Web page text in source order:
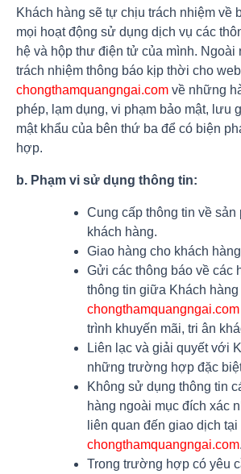
Khách hàng sẽ tự chịu trách nhiệm về
mọi hoạt động sử dụng dịch vụ các
hệ và hộp thư điện tử của mình. Ngoài
trách nhiệm thông báo kịp thời cho
chongthamquangngai.com về những
phép, lạm dụng, vi phạm bảo mật, lưu
mật khẩu của bên thứ ba để có biện
hợp.
b. Phạm vi sử dụng thông tin:
Cung cấp thông tin về sản
khách hàng.
Giao hàng cho khách
Gửi các thông báo về các
thông tin giữa Khách
chongthamquangngai.com
trình khuyến mãi, tri ân
Liên lạc và giải quyết với
những trường hợp đặc
Không sử dụng thông tin
hàng ngoài mục đích xác
liên quan đến giao dịch tại
chongthamquangngai.com.
Trong trường hợp có yêu